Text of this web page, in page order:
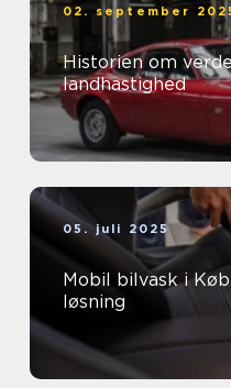
02. september
Historien om
landhastighed
05. juli 2025
Mobil bilvask i
løsning